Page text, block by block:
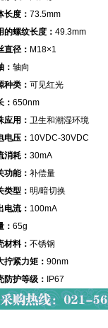
长度： 73.5mm
的螺纹长度： 49.3mm
直径： M18×1
： 轴向
种类： 可见红光
： 650nm
应用： 卫生和潮湿环境
电压： 10VDC-30VDC
消耗： 30mA
功能： 补偿量
类型： 明/暗切换
电流： 100mA
： 65g
材料： 不锈钢
拧紧力矩： 90nm
防护等级：
IP67